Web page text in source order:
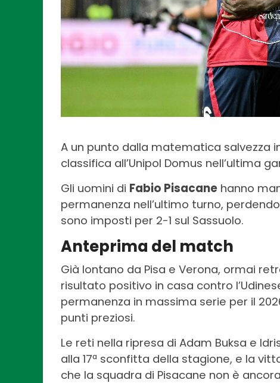
A un punto dalla matematica salvezza
classifica all’Unipol Domus nell’ultima
Gli uomini di Fabio Pisacane hanno
permanenza nell’ultimo turno,
sono imposti per 2-1 sul Sassuolo.
Anteprima del match
Già lontano da Pisa e Verona, ormai
risultato positivo in casa contro
permanenza in massima serie per il
punti preziosi.
Le reti nella ripresa di Adam Buksa e
alla 17ª sconfitta della stagione, e la
che la squadra di Pisacane non è